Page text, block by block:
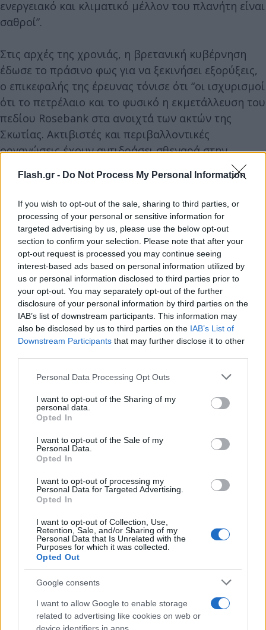
Flash.gr - Do Not Process My Personal Information
If you wish to opt-out of the sale, sharing to third parties, or
processing of your personal or sensitive information for
targeted advertising by us, please use the below opt-out
section to confirm your selection. Please note that after your
opt-out request is processed you may continue seeing
interest-based ads based on personal information utilized by
us or personal information disclosed to third parties prior to
your opt-out. You may separately opt-out of the further
disclosure of your personal information by third parties on the
IAB’s list of downstream participants. This information may
also be disclosed by us to third parties on the IAB’s List of
Downstream Participants that may further disclose it to other
Please note that this website/app uses one or more Google
not limited to your visit or usage behaviour. You may click to
grant or deny consent to Google and its third-party tags to
use your data for below specified purposes in below Google
consent section.
Personal Data Processing Opt Outs
I want to opt-out of the Sharing of my
personal data.
Opted In
I want to opt-out of the Sale of my
Personal Data.
Opted In
I want to opt-out of processing my
Personal Data for Targeted Advertising.
Opted In
I want to opt-out of Collection, Use,
Retention, Sale, and/or Sharing of my
Personal Data that Is Unrelated with the
Purposes for which it was collected.
Opted Out
Google consents
I want to allow Google to enable storage
related to advertising like cookies on web or
ενεργειακό και κλιματικό μέλλον του πλανήτη είναι
σαθροί”.
Στις αρχές της χρονιάς, η βρετανική κυβέρνηση
έδωσε το πράσινο φως για να ξεκινήσει εξορύξεις,
ο επικεφαλής της έρευνας τόνισε ότι “οι ισχυρισμοί
ότι το πετρέλαιο και το φυσικό η εκμετάλλευση του
πεδίου Rosebank στα ανοιχτά των ακτών της
Σκωτίας. Ακτιβιστές και περιβαλλοντικές
οργανώσεις έχουν αντιδράσει σθεναρά στην
αντίθεση με τη βρετανική κλιματική πολιτική.
Απαντώντας στην ΙΕΑ, το υπουργείο Ενέργειας του
Ηνωμένου Βασιλείου τόνισε ότι η Ανεξάρτητη
Επιτροπή για το Κλίμα έχει παραδεχτεί ότι το
πετρέλαιο και το φυσικό αέριο θα συνεχίσουν να
αποτελούν μέρος του βρετανικού ενεργειακού
μείγματος, καθώς οδεύει προς το στόχο των
μηδενικών εκπομπών αερίου του θερμοκηπίου.
Η συνέχιση της χρήσης ορυκτών καυσίμων
σημαίνει ότι ο πλανήτης είναι καθ' οδόν να
αντιμετωπίσει άνοδο της μέσης θερμοκρασίας κατά
Και όλα αυτά καθώς οι ηγέτες του πλανήτη είχαν
συμφωνήσει το 2015 να περιορίσουν την αύξηση
της παγκόσμιας θερμοκρασίας “πολύ κάτω” από
τον 1,5 βαθμό Κελσίου σε μία προσπάθεια να
αποφευχθούν οι επικίνδυνες συνέπειες της
κλιματικής αλλαγής.
Οι παγκόσμιοι ηγέτες θα συναντηθούν στο
Ντουμπάι το Νοέμβριο για τη COP28 – τη Σύνοδο
του ΟΗΕ για το κλίμα – όπου όλοι ελπίζουν ότι θα
δεσμευτούν σε πιο φιλόδοξους στόχους ώστε να
αντιμετωπιστεί η κλιματική αλλαγή. Στόχος ακόμα